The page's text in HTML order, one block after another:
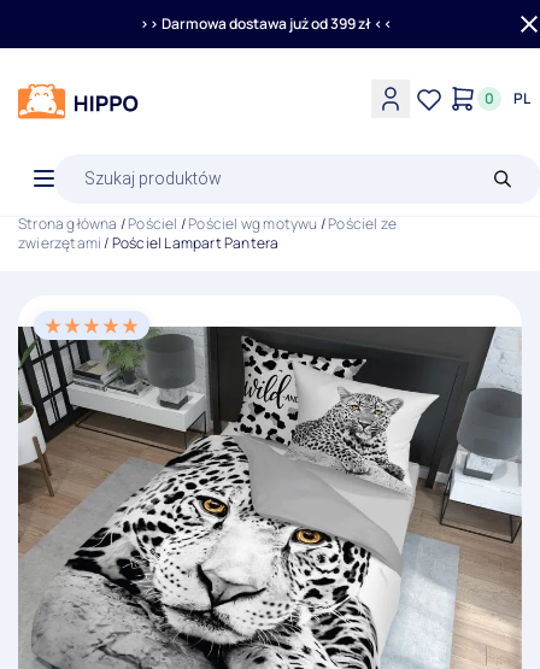
>> Darmowa dostawa już od 399 zł <<
0 PL
produktów
Strona główna /Pościel /Pościel wg motywu/Pościel ze
zwierzętami/ Pościel Lampart Pantera